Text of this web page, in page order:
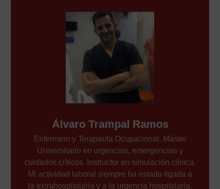
Álvaro Trampal Ramos
Enfermero y Terapeuta Ocupacional. Máster
Universitario en urgencias, emergencias y
cuidados críticos. Instructor en simulación clínica.
Mi actividad laboral siempre ha estado ligada a
la extrahospitalaria y a la urgencia hospitalaria.